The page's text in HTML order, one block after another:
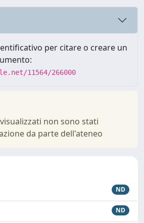
per citare o creare un
11564/266000
non sono stati
da parte dell'ateneo
ND
ND